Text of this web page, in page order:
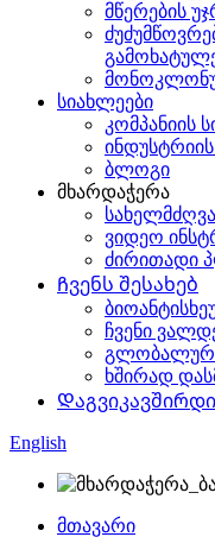
მწერების
სიახლეები
კომპანიის
ბლოგი
მხარდაჭერა
ვიდეო
ძირითადი
Ჩვენს შესახებ
ჩვენი
ხშირად
English
მთავარი